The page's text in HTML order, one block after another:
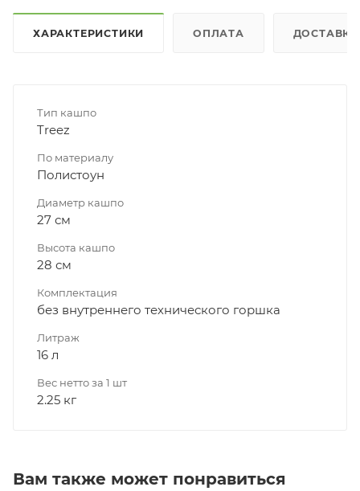
ХАРАКТЕРИСТИКИ ОПЛАТА ДОСТАВКА
Тип кашпо
Treez
По материалу
Полистоун
Диаметр кашпо
27 см
Высота кашпо
28 см
Комплектация
без внутреннего технического горшка
Литраж
16 л
Вес нетто за 1 шт
2.25 кг
Вам также может понравиться